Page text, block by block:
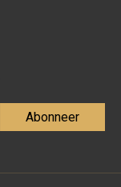
Abonneer